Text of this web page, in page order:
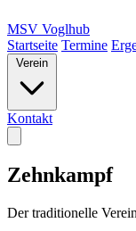
MSV Voglhub
Startseite Termine
Verein
Kontakt
Zehnkampf
Der traditionelle